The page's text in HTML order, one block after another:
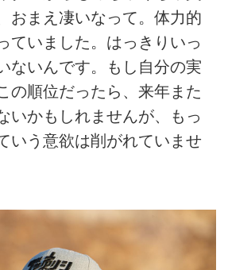
おまえ凄いなって。体力的
ていました。はっきりいっ
ないんです。もし自分の実
の順位だったら、来年また
いかもしれませんが、もっ
いう意欲は削がれていませ